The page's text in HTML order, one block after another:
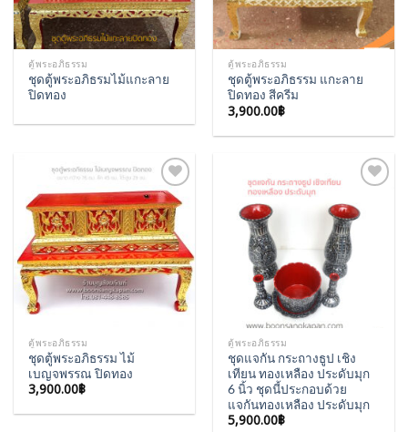
ตู้พระอภิธรรม
ชุดตู้พระอภิธรมไม้แกะลาย
ปิดทอง
ตู้พระอภิธรรม
ชุดตู้พระอภิธรรม แกะลาย
ปิดทอง สีครีม
3,900.00฿
Add to
Wishlist
ตู้พระอภิธรรม
ชุดตู้พระอภิธรรม ไม้
เบญจพรรณ ปิดทอง
3,900.00฿
Wishlist
ตู้พระอภิธรรม
ชุดแจกัน กระถางธูป เชิง
เทียน ทองเหลือง ประดับมุก
6 นิ้ว ชุดนี้ประกอบด้วย
แจกันทองเหลือง ประดับมุก
5,900.00฿